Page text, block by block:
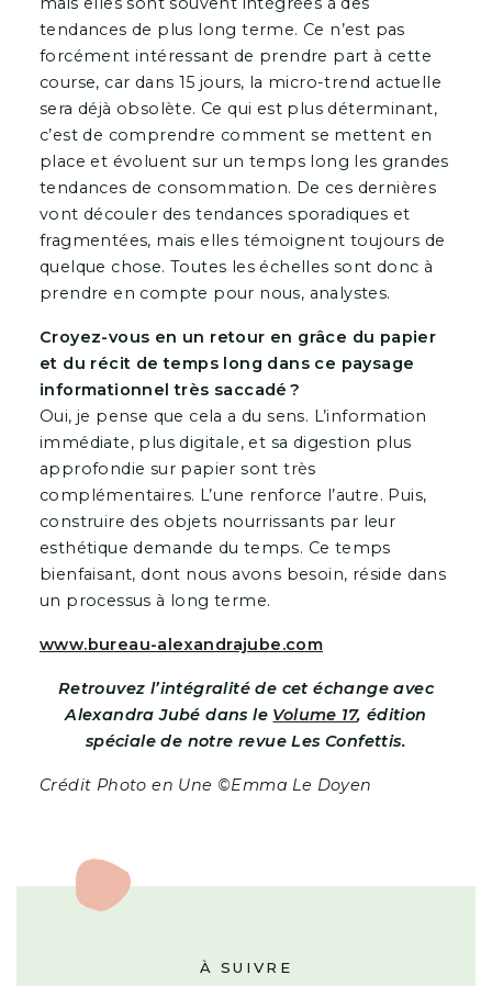
tendances de plus long terme. Ce n’est pas
forcément intéressant de prendre part à cette
course, car dans 15 jours, la micro-trend actuelle
sera déjà obsolète. Ce qui est plus déterminant,
c’est de comprendre comment se mettent en
place et évoluent sur un temps long les grandes
tendances de consommation. De ces dernières
vont découler des tendances sporadiques et
fragmentées, mais elles témoignent toujours de
quelque chose. Toutes les échelles sont donc à
prendre en compte pour nous, analystes.
Croyez-vous en un retour en grâce du papier
et du récit de temps long dans ce paysage
informationnel très saccadé ?
Oui, je pense que cela a du sens. L’information
immédiate, plus digitale, et sa digestion plus
approfondie sur papier sont très
complémentaires. L’une renforce l’autre. Puis,
construire des objets nourrissants par leur
esthétique demande du temps. Ce temps
bienfaisant, dont nous avons besoin, réside dans
un processus à long terme.
www.bureau-alexandrajube.com
Retrouvez l’intégralité de cet échange avec
Alexandra Jubé dans le Volume 17, édition
spéciale de notre revue Les Confettis.
Crédit Photo en Une ©Emma Le Doyen
À SUIVRE